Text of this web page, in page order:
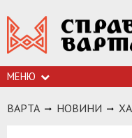
МЕНЮ
ВАРТА НОВИНИ